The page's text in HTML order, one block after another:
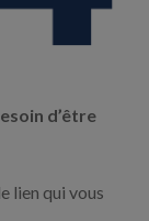
d’être
lien qui vous